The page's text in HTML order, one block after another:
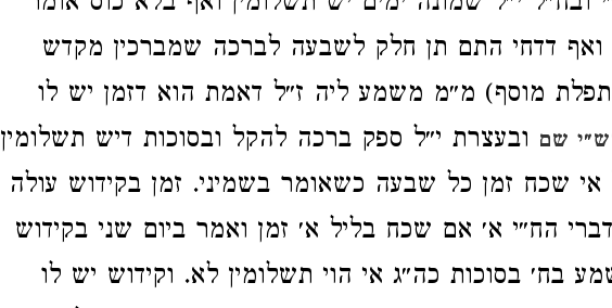
ואף דדחי התם תן חלק לשבעה לברכה שמברכין מקדש
תפלת מוסף) מ״מ משמע ליה ז״ל דאמת הוא דזמן יש לו
שם ובעצרת י״ל ספק ברכה להקל ובסוכות דיש תשלומין
אי שכח זמן כל שבעה כשאומר בשמיני. זמן בקידוש עולה
הח״י א׳ אם שכח בליל א׳ זמן ואמר ביום שני בקידוש
בח׳ בסוכות כה״ג אי הוי תשלומין לא. וקידוש יש לו